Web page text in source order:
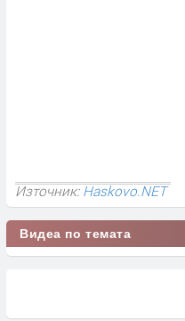
Източник:Haskovo.NET
Видеа по темата